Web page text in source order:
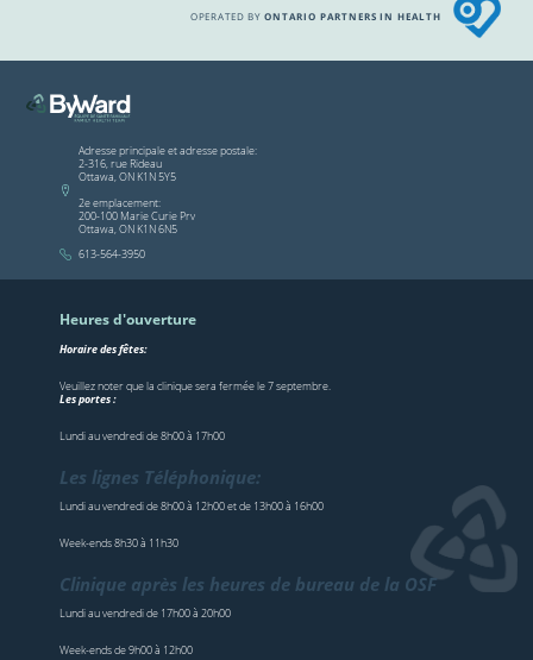
OPERATED BY ONTARIO PARTNERS IN HEALTH
Adresse principale et adresse postale:
2-316, rue Rideau
Ottawa, ON K1N 5Y5
2e emplacement:
200-100 Marie Curie Prv
Ottawa, ON K1N 6N5
613-564-3950
Heures d'ouverture
Horaire des fêtes:
Veuillez noter que la clinique sera fermée le 7 septembre.
Les portes :
Lundi au vendredi de 8h00 à 17h00
Les lignes Téléphonique:
Lundi au vendredi de 8h00 à 12h00 et de 13h00 à 16h00
Week-ends 8h30 à 11h30
Clinique après les heures de bureau de la OSF
Lundi au vendredi de 17h00 à 20h00
Week-ends de 9h00 à 12h00